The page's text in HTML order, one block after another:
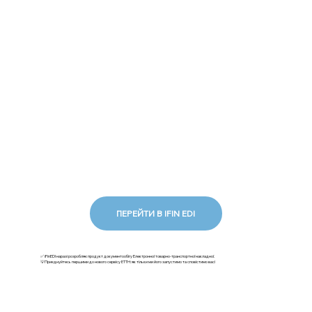
ПЕРЕЙТИ В IFIN EDI
✅ iFinEDI наразі розробляє продукт документообігу Електронної товарно-транспортної накладної.
💡Приєднуйтесь першими до нового сервісу ЕТТН: як тільки ми його запустимо та сповістимо вас!